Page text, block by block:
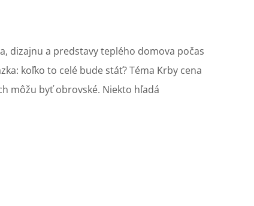
dizajnu a predstavy teplého domova počas
koľko to celé bude stáť? Téma Krby cena
môžu byť obrovské. Niekto hľadá